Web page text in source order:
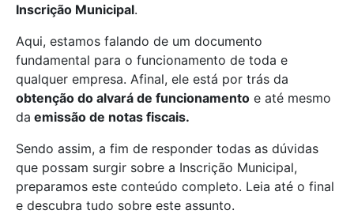
Inscrição Municipal.
Aqui, estamos falando de um documento
fundamental para o funcionamento de toda e
qualquer empresa. Afinal, ele está por trás da
obtenção do alvará de funcionamento e até mesmo
da emissão de notas fiscais.
Sendo assim, a fim de responder todas as dúvidas
que possam surgir sobre a Inscrição Municipal,
preparamos este conteúdo completo. Leia até o final
e descubra tudo sobre este assunto.